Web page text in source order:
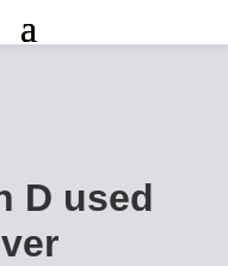
D used